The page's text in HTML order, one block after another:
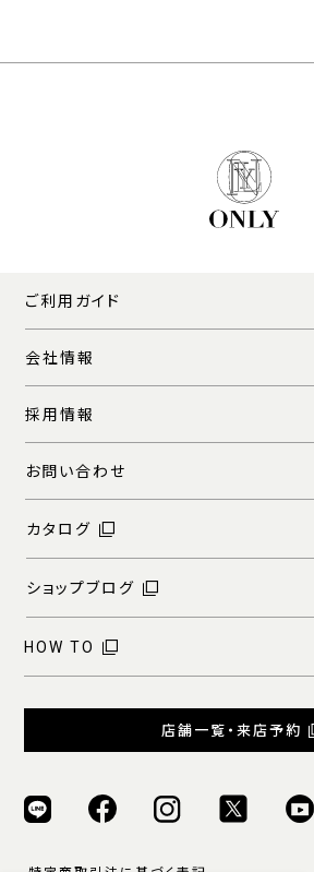
ご利用ガイド
会社情報
採用情報
お問い合わせ
カタログ
ショップブログ
HOW TO
店舗一覧・来店予約